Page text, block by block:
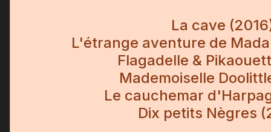
La cave
L'étrange aventure de
Flagadelle &
Mademoiselle
Le cauchemar
Dix petits Nègres